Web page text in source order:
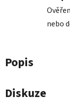
nebo
Popis
Diskuze